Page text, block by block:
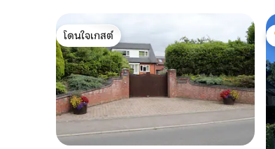
โดนใจเกสต์
โดนใจเกสต์